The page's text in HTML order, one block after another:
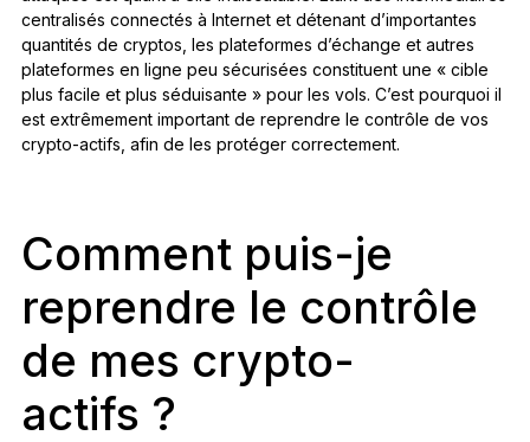
centralisés connectés à Internet et détenant d’importantes
quantités de cryptos, les plateformes d’échange et autres
plateformes en ligne peu sécurisées constituent une « cible
plus facile et plus séduisante » pour les vols. C’est pourquoi il
est extrêmement important de reprendre le contrôle de vos
crypto-actifs, afin de les protéger correctement.
Comment puis-je
reprendre le contrôle
de mes crypto-
actifs ?